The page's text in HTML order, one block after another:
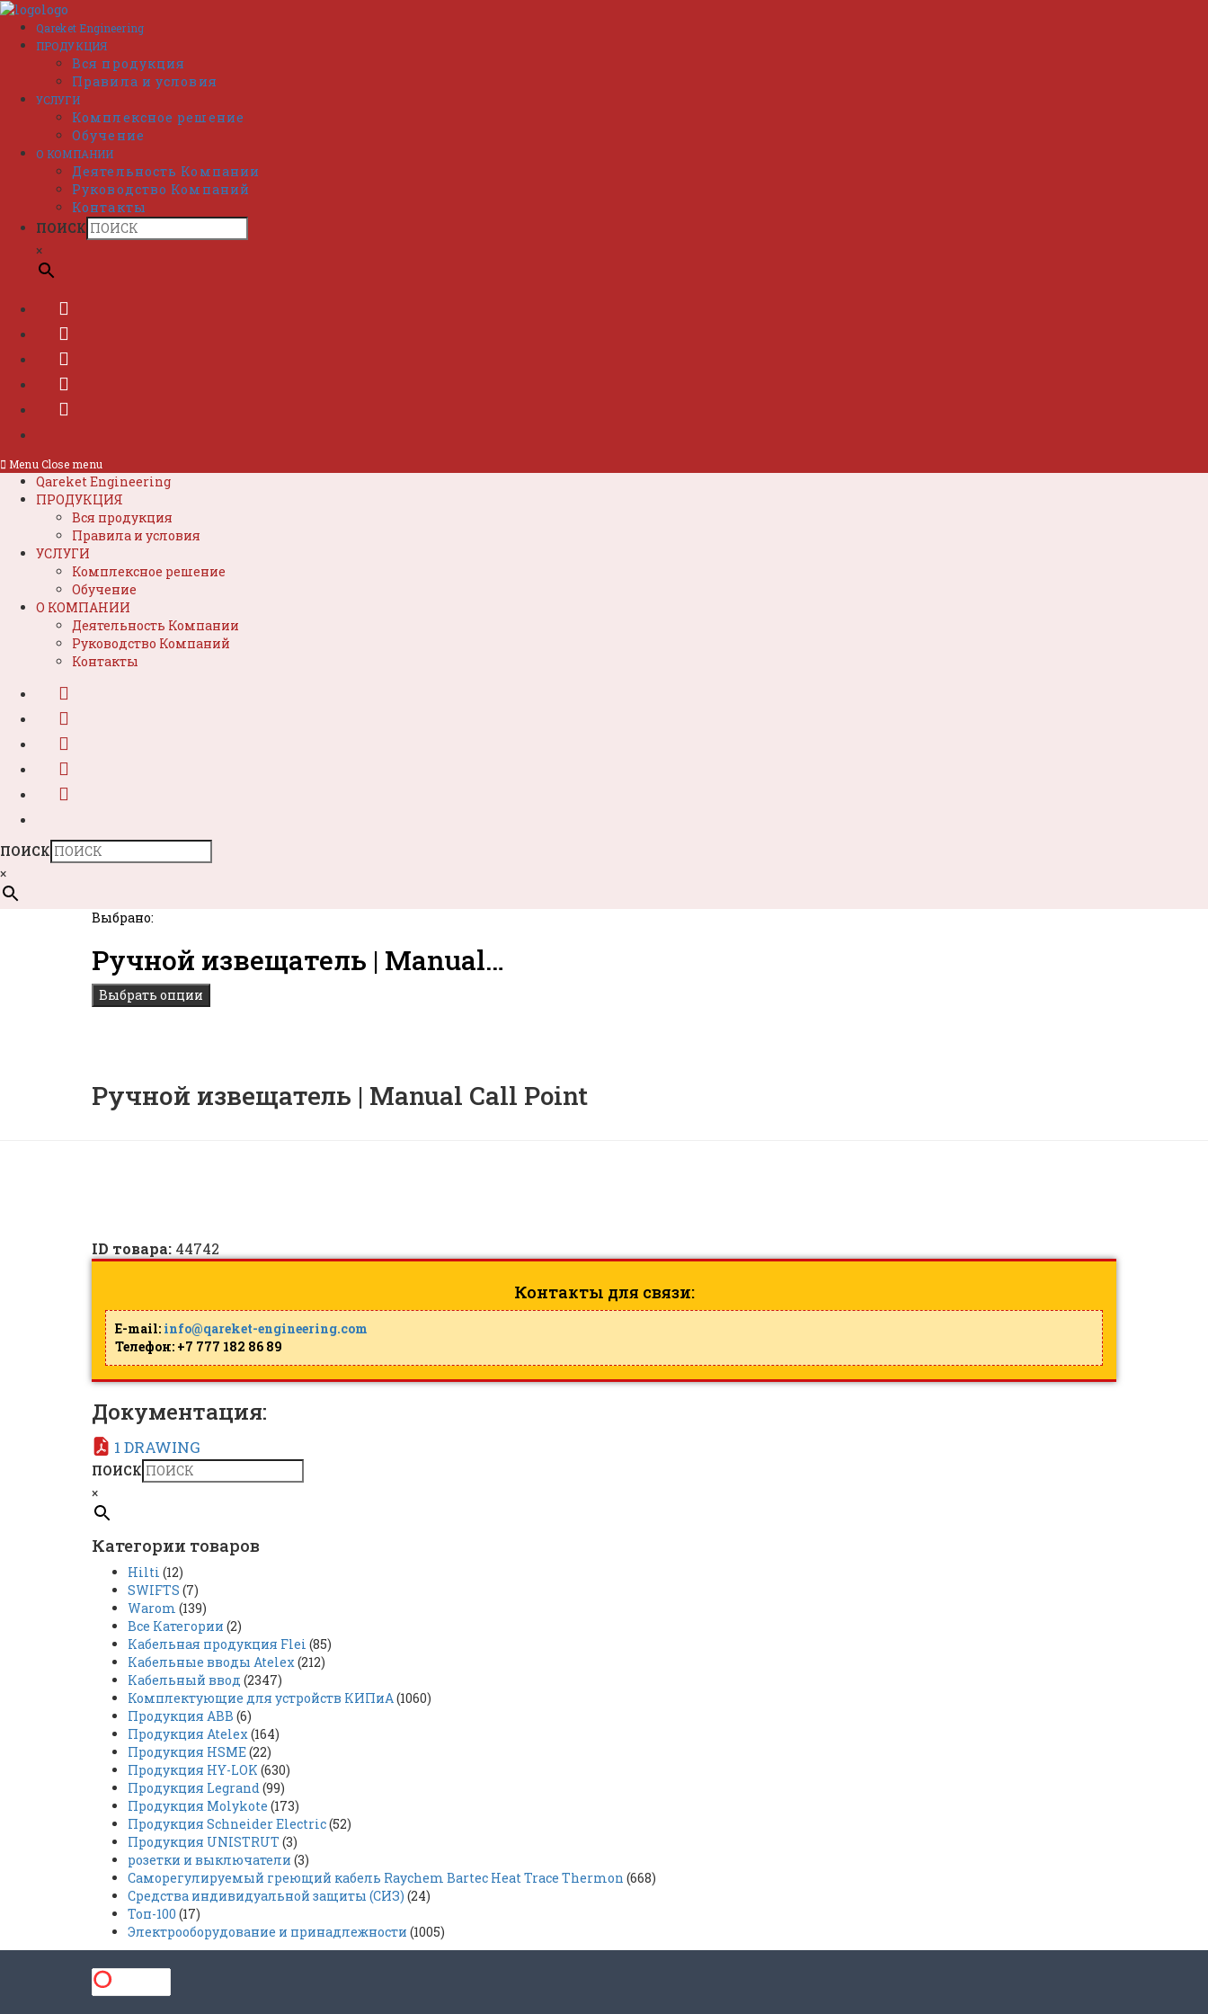
Перейти
содержимому
Qareket Engineering
ПРОДУКЦИЯ
Вся продукция
Правила и условия
УСЛУГИ
Комплексное решение
Обучение
О КОМПАНИИ
Деятельность Компании
Руководство Компаний
Контакты
ПОИСК
×
Menu Close menu
Qareket Engineering
ПРОДУКЦИЯ
Вся продукция
Правила и условия
УСЛУГИ
Комплексное решение
Обучение
О КОМПАНИИ
Деятельность Компании
Руководство Компаний
Контакты
ПОИСК
×
Выбрано:
Ручной извещатель | Manual…
Выбрать опции
Ручной извещатель | Manual Call Point
ID товара: 44742
Контакты для связи:
E-mail: info@qareket-engineering.com
Телефон: +7 777 182 86 89
Документация:
1 DRAWING
ПОИСК
×
Категории товаров
Hilti (12)
SWIFTS (7)
Warom (139)
Все Категории (2)
Кабельная продукция Flei (85)
Кабельные вводы Atelex(212)
Кабельный ввод (2347)
Комплектующие для устройств КИПиА(1060)
Продукция ABB (6)
Продукция Atelex(164)
Продукция HSME(22)
Продукция HY-LOK (630)
Продукция Legrand(99)
Продукция Molykote (173)
Продукция Schneider Electric(52)
Продукция UNISTRUT (3)
розетки и выключатели (3)
Саморегулируемый греющий кабель Raychem Bartec Heat Trace Thermon (668)
Средства индивидуальной защиты (СИЗ) (24)
Топ-100 (17)
Электрооборудование и принадлежности (1005)